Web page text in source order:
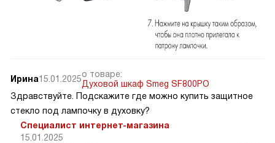
Ирина15.01.2025о товаре:
Духовой шкаф Smeg SF800PO
Здравствуйте. Подскажите где можно купить защитное
стекло под лампочку в духовку?
Специалист интернет-магазина
15.01.2025